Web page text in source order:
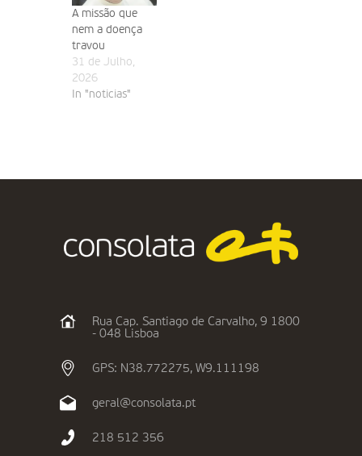
A missão que
nem a doença
travou
31 de Julho,
2026
In "noticias"
Rua Cap. Santiago de Carvalho, 9 1800
- 048 Lisboa
GPS: N38.772275, W9.111198
geral@consolata.pt
218 512 356